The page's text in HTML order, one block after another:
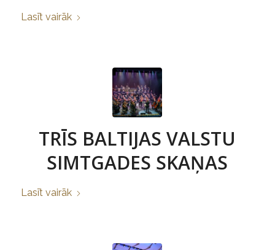
Lasīt vairāk
TRĪS BALTIJAS VALSTU
SIMTGADES SKAŅAS
Lasīt vairāk